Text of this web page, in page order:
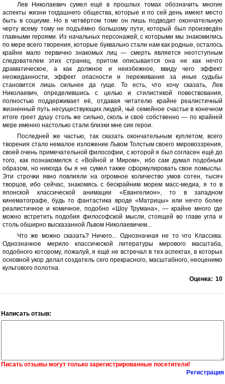
Лев Николаевич сумел ещё в прошлых томах обозначить многие
аспекты жизни тогдашнего общества, которые и по сей день имеют место
быть в социуме. Но в четвёртом томе он лишь подводит окончательную
черту всему тому не подъёмно большому пути, который был произведён
главными героями. Из начальных персонажей, с которыми мы знакомились
по мере всего творения, которые буквально стали нам как родные, осталось
крайне мало первично знакомых лиц — смерть является неотступным
следователем этих страниц, притом описывается она не как нечто
драматическое, а как должное и неизбежное, ввиду чего эффект
неожиданности, эффект опасности и переживание за иные судьбы
становится лишь сильнее да гуще. То есть, что хочу сказать, Лев
Николаевич, определившись с целью и стилистикой повествования,
полностью поддерживает её, отдавая читателю крайне реалистичный
жизненный путь несуществующих людей, чьё семейное счастье в конечном
итоге греет душу столь же сильно, сколь и своё собственно — по крайней
мере именно настолько стали близки мне сие герои.
Последней же частью, так сказать окончательным куплетом, всего
творения стало немалое изложение Львом Толстым своего мировоззрения,
своей очень примечательной философии, с которой я был согласен ещё до
того, как познакомился с «Войной и Миром», ибо сам думал подобным
образом, но никогда бы я не сумел также сформулировать свои помыслы.
Эти строчки явно повлияли на огромное количество умов сотен, тысяч
творцов, ибо сейчас, знакомясь с бескрайним морем масс-медиа, я то в
японской классической анимации «Евангелион», то в западном
кинематографе, будь то фантастика вроде «Матрицы» или нечто более
реалистичное и комичное, подобно «Шоу Трумана», — крайне много где
можно встретить подобия философской мысли, стоящей во главе угла и
столь обширно высказанной Львом Николаевичем...
Что же можно сказать? Ничего... Однозначная не то что Классика.
Однозначное мерило классической литературы мирового масштаба,
подобного которому, пожалуй, я ещё не встречал в тех аспектах, в которых
основной укор делал создатель сего прекрасного, масштабного, неоценимо
культового полотна.
Оценка: 10
Написать отзыв:
Писать отзывы могут только зарегистрированные посетители!
Регистрация